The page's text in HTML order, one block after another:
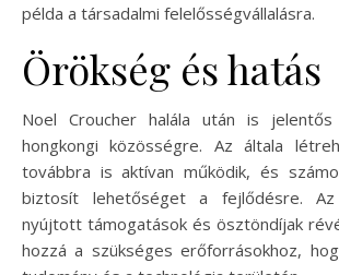
példa a társadalmi felelősségvállalásra.
Örökség és hatás
Noel Croucher halála után is
hongkongi közösségre. Az általa
továbbra is aktívan működik, és
biztosít lehetőséget a fejlődésre. Az
nyújtott támogatások és ösztöndíjak
hozzá a szükséges erőforrásokhoz,